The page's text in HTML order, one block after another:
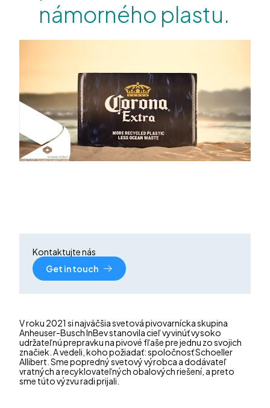
námorného plastu.
Kontaktujte nás
Get in touch
V roku 2021 si najväčšia svetová pivovarnícka skupina
Anheuser-Busch InBev stanovila cieľ vyvinúť vysoko
udržateľnú prepravku na pivové fľaše pre jednu zo svojich
značiek. A vedeli, koho požiadať: spoločnosť Schoeller
Allibert. Sme popredný svetový výrobca a dodávateľ
vratných a recyklovateľných obalových riešení, a preto
sme túto výzvu radi prijali.